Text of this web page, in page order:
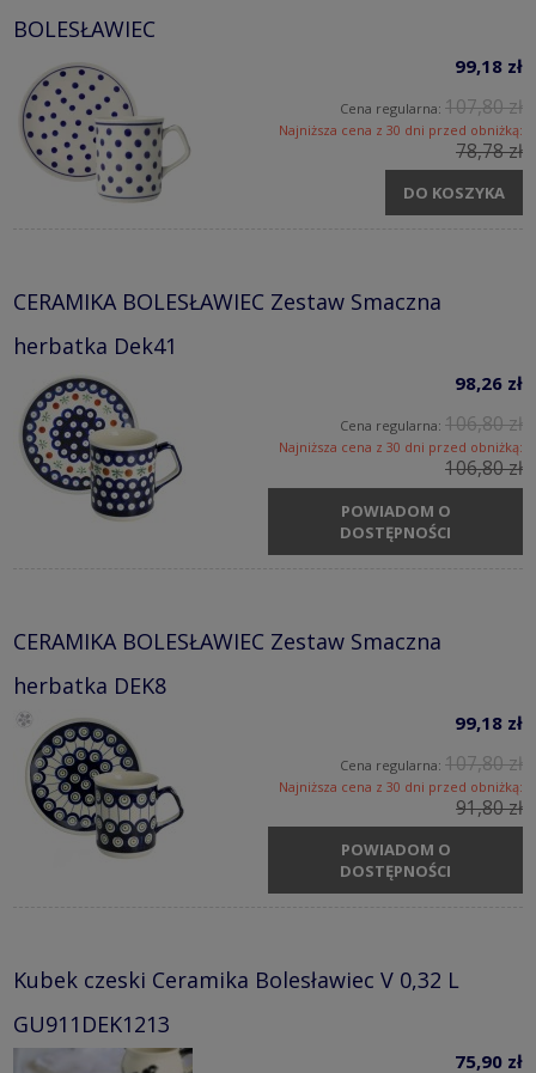
BOLESŁAWIEC
99,18 zł
Cena regularna: 107,80 zł
Najniższa cena z 30 dni przed obniżką:
78,78 zł
DO KOSZYKA
CERAMIKA BOLESŁAWIEC Zestaw Smaczna
herbatka Dek41
98,26 zł
Cena regularna: 106,80 zł
Najniższa cena z 30 dni przed obniżką:
106,80 zł
POWIADOM O
DOSTĘPNOŚCI
CERAMIKA BOLESŁAWIEC Zestaw Smaczna
herbatka DEK8
99,18 zł
Cena regularna: 107,80 zł
Najniższa cena z 30 dni przed obniżką:
91,80 zł
POWIADOM O
DOSTĘPNOŚCI
Kubek czeski Ceramika Bolesławiec V 0,32 L
GU911DEK1213
75,90 zł